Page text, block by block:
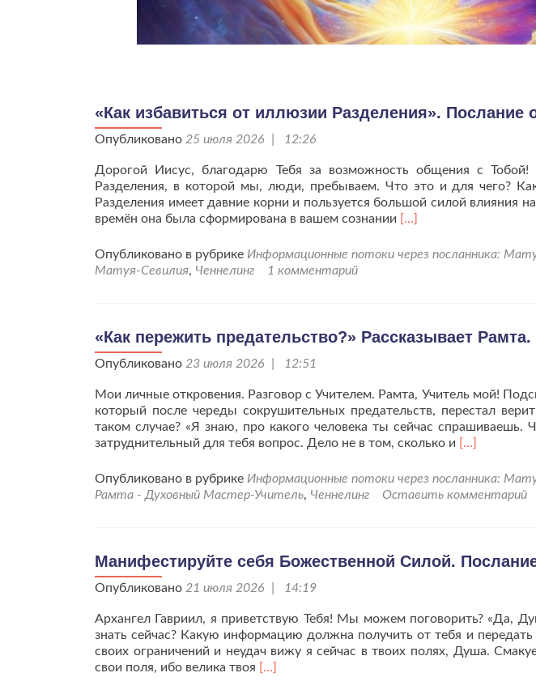
«Как избавиться от иллюзии Разделения». Послание
Опубликовано 25 июля 2026 | 12:26
Дорогой Иисус, благодарю Тебя за возможность общения с
Разделения, в которой мы, люди, пребываем. Что это и для чего?
Разделения имеет давние корни и пользуется большой силой влияния
времён она была сформирована в вашем сознании Читать
про«Как
Послание
от
[…]
Опубликовано в рубрике Информационные потоки через посланника:
Матуя-Севилия, Ченнелинг 1 комментарий
«Как пережить предательство?» Рассказывает Рамта.
Опубликовано 23 июля 2026 | 12:51
Мои личные откровения. Разговор с Учителем. Рамта, Учитель мой!
который после череды сокрушительных предательств, перестал
таком случае? «Я знаю, про какого человека ты сейчас
затруднительный для тебя вопрос. Дело не в том, сколько и Читать
про«Как
пережить
[…]
Опубликовано в рубрике Информационные потоки через посланника:
Рамта - Духовный Мастер-Учитель, Ченнелинг Оставить комментарий
Манифестируйте себя Божественной Силой.
Опубликовано 21 июля 2026 | 14:19
Архангел Гавриил, я приветствую Тебя! Мы можем поговорить? «Да,
знать сейчас? Какую информацию должна получить от тебя и
своих ограничений и неудач вижу я сейчас в твоих полях, Душа.
свои поля, ибо велика твоя Читать
[…]